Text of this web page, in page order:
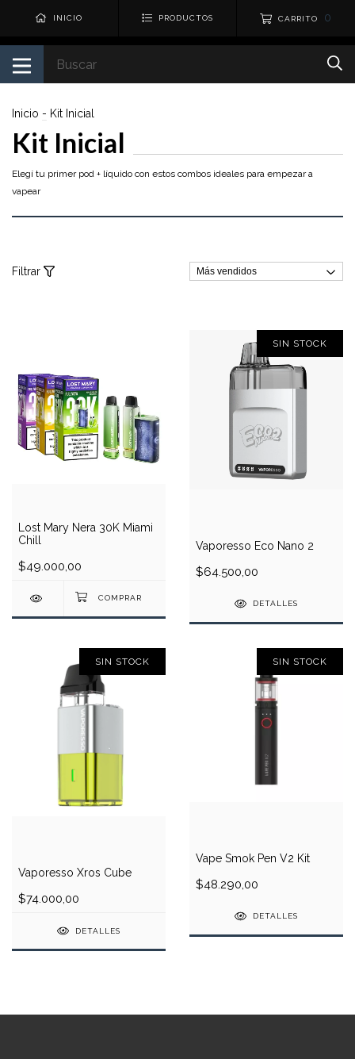
INICIO PRODUCTOS CARRITO 0
Inicio - Kit Inicial
Kit Inicial
Elegí tu primer pod + líquido con estos combos ideales para empezar a
vapear
Filtrar
Lost Mary Nera 30K Miami
Chill
$49.000,00
SIN STOCK
Vaporesso Eco Nano 2
$64.500,00
DETALLES
SIN STOCK
Vaporesso Xros Cube
$74.000,00
DETALLES
SIN STOCK
Vape Smok Pen V2 Kit
$48.290,00
DETALLES